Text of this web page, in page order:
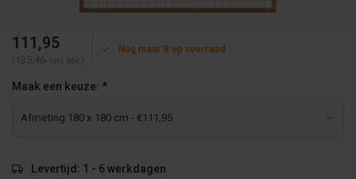
111,95
(135,46 Incl. btw )
Nog maar 8 op voorraad
Maak een keuze: *
Levertijd: 1 - 6 werkdagen